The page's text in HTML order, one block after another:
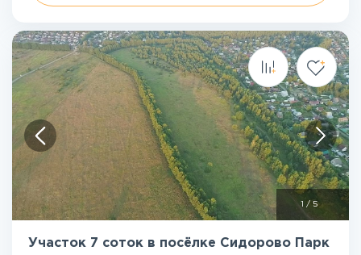
/ 5
Участок 7 соток в посёлке Сидорово Парк